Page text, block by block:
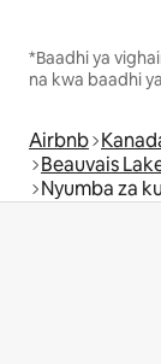
*Baadhi ya
na kwa baadhi
Airbnb
Beauvais
Nyumba za